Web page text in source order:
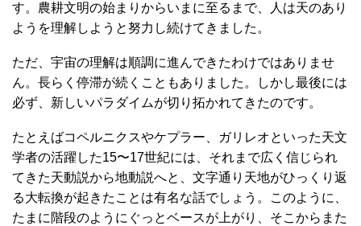
す。農耕文明の始まりからいまに至るまで、人は天のあり
ようを理解しようと努力し続けてきました。
ただ、宇宙の理解は順調に進んできたわけではありませ
ん。長らく停滞が続くこともありました。しかし最後には
必ず、新しいパラダイムが切り拓かれてきたのです。
たとえばコペルニクスやケプラー、ガリレオといった天文
学者の活躍した15〜17世紀には、それまで広く信じられ
てきた天動説から地動説へと、文字通り天地がひっくり返
る大転換が起きたことは有名な話でしょう。このように、
たまに階段のようにぐっとベースが上がり、そこからまた